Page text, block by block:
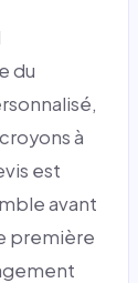
du
à
est
avant
première